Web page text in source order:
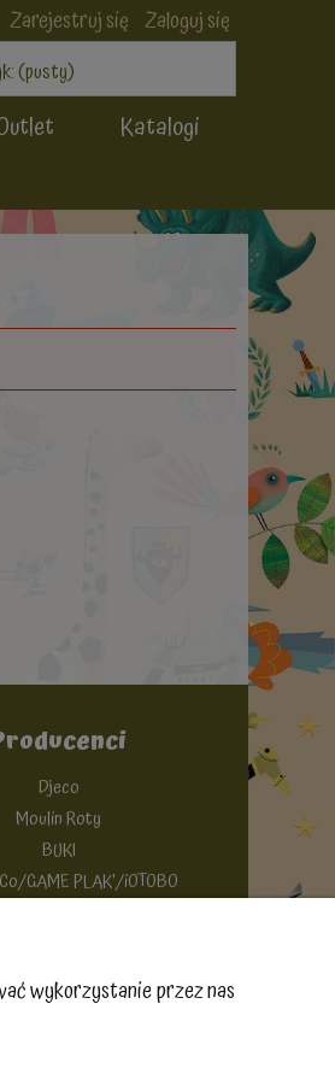
Zarejestruj się Zaloguj się
(pusty)
Katalogi
Djeco
Moulin Roty
BUKI
GAME PLAK'/iOTOBO
wykorzystanie przez nas